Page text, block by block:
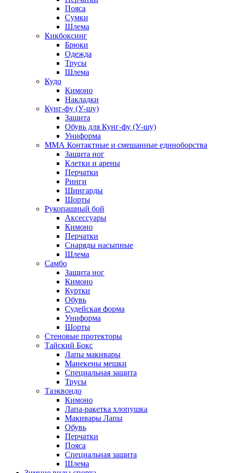
Пояса
Сумки
Шлема
Кикбоксинг
Брюки
Одежда
Трусы
Шлема
Кудо
Кимоно
Накладки
Кунг-фу (У-шу)
Защита
Обувь для Кунг-фу (У-шу)
Униформа
ММА Контактные и смешанные единоборства
Защита ног
Клетки и арены
Перчатки
Ринги
Шингарды
Шорты
Рукопашный бой
Аксессуары
Кимоно
Перчатки
Снаряды насыпные
Шлема
Самбо
Защита ног
Кимоно
Куртки
Обувь
Судейская форма
Униформа
Шорты
Стеновые протекторы
Тайский Бокс
Лапы макивары
Манекены мешки
Специальная защита
Трусы
Таэквондо
Кимоно
Лапа-ракетка хлопушка
Макивары Лапы
Обувь
Перчатки
Пояса
Специальная защита
Шлема